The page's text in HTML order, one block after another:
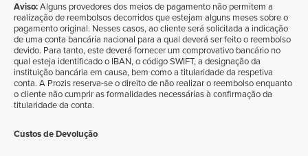
Aviso:Alguns provedores dos meios de pagamento não permitem a
realização de reembolsos decorridos que estejam alguns meses sobre o
pagamento original. Nesses casos, ao cliente será solicitada a indicação
de uma conta bancária nacional para a qual deverá ser feito o reembolso
devido. Para tanto, este deverá fornecer um comprovativo bancário no
qual esteja identificado o IBAN, o código SWIFT, a designação da
instituição bancária em causa, bem como a titularidade da respetiva
conta. A Prozis reserva-se o direito de não realizar o reembolso enquanto
o cliente não cumprir as formalidades necessárias à confirmação da
titularidade da conta.
Custos de Devolução